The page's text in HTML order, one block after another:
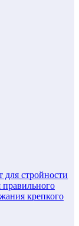
стройности
крепкого